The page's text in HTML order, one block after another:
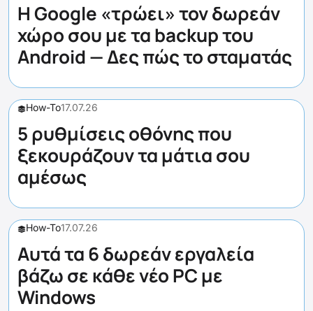
Η Google «τρώει» τον δωρεάν
χώρο σου με τα backup του
Android — Δες πώς το σταματάς
How-To17.07.26
5 ρυθμίσεις οθόνης που
ξεκουράζουν τα μάτια σου
αμέσως
How-To17.07.26
Αυτά τα 6 δωρεάν εργαλεία
βάζω σε κάθε νέο PC με
Windows